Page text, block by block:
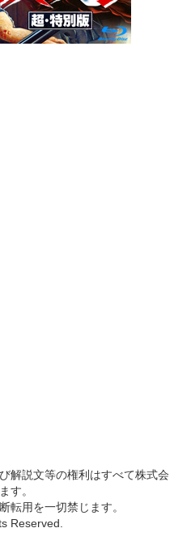
解説文等の権利はすべて株式会
す。
転用を一切禁じます。
Reserved.